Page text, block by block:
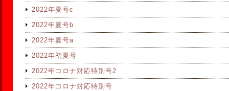
2022年夏号c
2022年夏号b
2022年夏号a
2022年初夏号
2022年コロナ対応特別号2
2022年コロナ対応特別号